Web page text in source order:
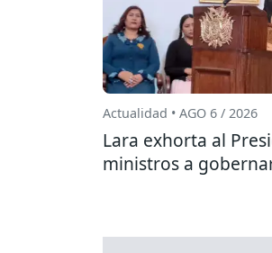
Actualidad • AGO 6 / 2026
Lara exhorta al
ministros a